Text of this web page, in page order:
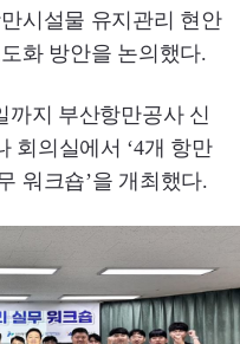
시설물 유지관리 현안
화 방안을 논의했다.
까지 부산항만공사 신
회의실에서 ‘4개 항만
워크숍’을 개최했다.